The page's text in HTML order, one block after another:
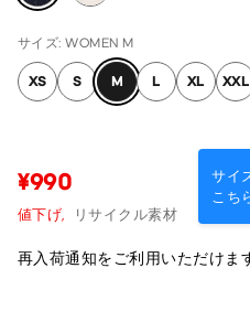
サイズ: WOMEN M
XS S M L XL XXL
サイ
こち
¥990
値下げ, リサイクル素材
再入荷通知をご利用いただけま